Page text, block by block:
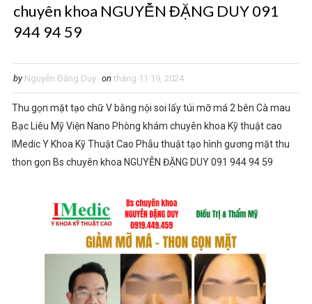
chuyên khoa NGUYỄN ĐẶNG DUY 091
944 94 59
by Nguyễn Đặng Duy on tháng 11 19, 2024
Thu gọn mặt tạo chữ V bằng nội soi lấy túi mỡ má 2 bên Cà mau
Bạc Liêu Mỹ Viện Nano Phòng khám chuyên khoa Kỹ thuật cao
IMedic Y Khoa Kỹ Thuật Cao Phẫu thuật tạo hình gương mặt thu
thon gọn Bs chuyên khoa NGUYỄN ĐẶNG DUY 091 944 94 59